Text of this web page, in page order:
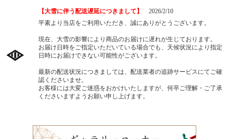
2/18
-新着商品 -
【 愛知県田口鉱山産 ラブシリカ ブレスレット
8mm玉 】
2/17
-新着商品 -
【 ガネーシュヒマール水晶 リング 】
2/15
【大雪に伴う配送遅延につきまして】
2026/2/10
平素より当店をご利用いただき、誠にありがとうございます。
現在、大雪の影響により商品のお届けに遅れが生じております。
お届け日時をご指定いただいている場合でも、天候状況により指定
日時にお届けできない可能性がございます。
最新の配送状況につきましては、配送業者の追跡サービスにてご確
認くださいませ。
お客様には大変ご迷惑をおかけいたしますが、何卒ご理解・ご了承
くださいますようお願い申し上げます。